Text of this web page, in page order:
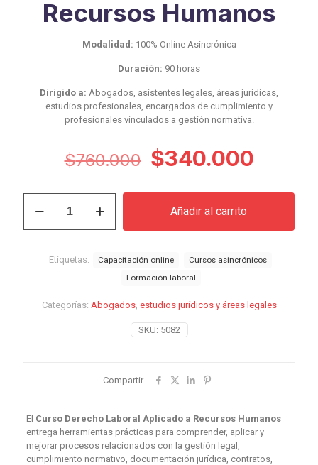
Recursos Humanos
Modalidad: 100% Online Asincrónica
Duración: 90 horas
Dirigido a: Abogados, asistentes legales, áreas jurídicas,
estudios profesionales, encargados de cumplimiento y
profesionales vinculados a gestión normativa.
$760.000 El
original
era:
$340.000El
actual
Derecho
Recursos
Añadir al carrito
SKU: 5082
Categorías: Abogados, estudios jurídicos y áreas legales
Etiquetas: Capacitación online
Cursos asincrónicos
Formación laboral
Compartir
El Curso Derecho Laboral Aplicado a Recursos Humanos
entrega herramientas prácticas para comprender, aplicar y
mejorar procesos relacionados con la gestión legal,
cumplimiento normativo, documentación jurídica, contratos,